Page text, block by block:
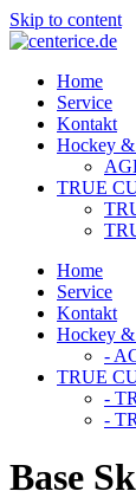
Skip to content
Home
Service
Kontakt
Hockey &
TRUE
Home
Service
Kontakt
Hockey &
-
TRUE
-
-
Base